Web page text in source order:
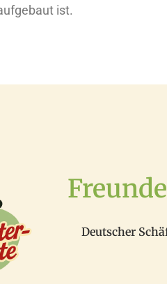
ist.
Freunde
Deutscher